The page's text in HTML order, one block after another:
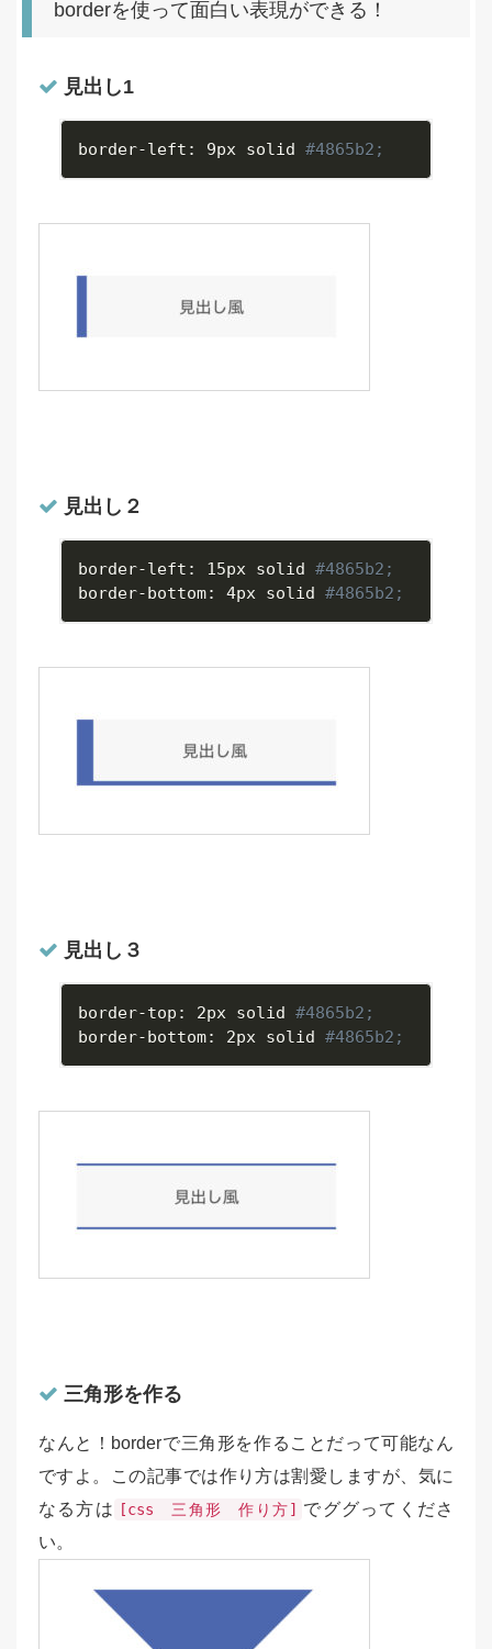
borderを使って面白い表現ができる！
見出し1
border-left : 9px solid #4865b2;
見出し２
border-left : 15px solid #4865b2;
border-bottom: 4px solid #4865b2;
見出し３
border-top : 2px solid #4865b2;
border-bottom: 2px solid #4865b2;
三角形を作る
なんと！borderで三角形を作ることだって可能なん
ですよ。この記事では作り方は割愛しますが、気に
なる方は
[css 三角形 作り方]
でググってくださ
い。